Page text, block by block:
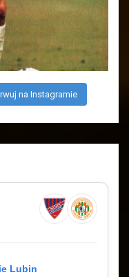
na Instagramie
Lubin